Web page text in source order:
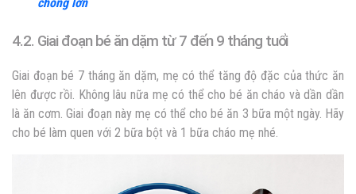
chóng lớn
4.2. Giai đoạn bé ăn dặm từ 7 đến 9 tháng tuổi
Giai đoạn bé 7 tháng ăn dặm, mẹ có thể tăng độ đặc của thức ăn
lên được rồi. Không lâu nữa mẹ có thể cho bé ăn cháo và dần dần
là ăn cơm. Giai đoạn này mẹ có thể cho bé ăn 3 bữa một ngày. Hãy
cho bé làm quen với 2 bữa bột và 1 bữa cháo mẹ nhé.